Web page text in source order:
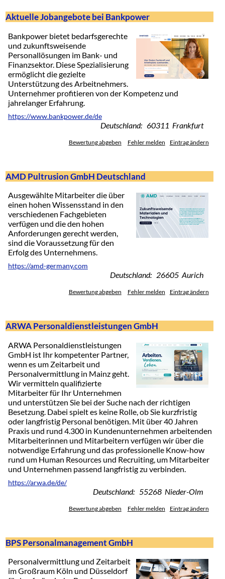
Aktuelle Jobangebote bei Bankpower
Bankpower bietet bedarfsgerechte
und zukunftsweisende
Personallösungen im Bank- und
Finanzsektor. Diese Spezialisierung
ermöglicht die gezielte
Unterstützung des Arbeitnehmers.
Unternehmer profitieren von der Kompetenz und
jahrelanger Erfahrung.
https://www.bankpower.de/de
Deutschland: 60311 Frankfurt
Bewertung abgeben Fehler melden Eintrag ändern
AMD Pultrusion GmbH Deutschland
Ausgewählte Mitarbeiter die über
einen hohen Wissensstand in den
verschiedenen Fachgebieten
verfügen und die den hohen
Anforderungen gerecht werden,
sind die Voraussetzung für den
Erfolg des Unternehmens.
https://amd-germany.com
Deutschland: 26605 Aurich
Bewertung abgeben Fehler melden Eintrag ändern
ARWA Personaldienstleistungen GmbH
ARWA Personaldienstleistungen
GmbH ist Ihr kompetenter Partner,
wenn es um Zeitarbeit und
Personalvermittlung in Mainz geht.
Wir vermitteln qualifizierte
Mitarbeiter für Ihr Unternehmen
und unterstützen Sie bei der Suche nach der richtigen
Besetzung. Dabei spielt es keine Rolle, ob Sie kurzfristig
oder langfristig Personal benötigen. Mit über 40 Jahren
Praxis und rund 4.300 in Kundenunternehmen arbeitenden
Mitarbeiterinnen und Mitarbeitern verfügen wir über die
notwendige Erfahrung und das professionelle Know-how
rund um Human Resources und Recruiting, um Mitarbeiter
und Unternehmen passend langfristig zu verbinden.
https://arwa.de/de/
Deutschland: 55268 Nieder-Olm
Bewertung abgeben Fehler melden Eintrag ändern
BPS Personalmanagement GmbH
Personalvermittlung und Zeitarbeit
im Großraum Köln und Düsseldorf